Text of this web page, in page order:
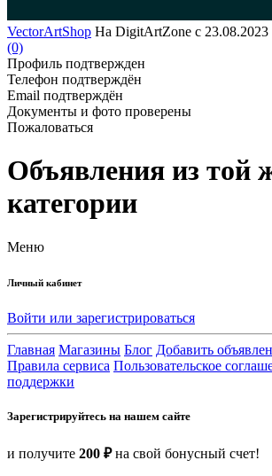
VectorArtShop На DigitArtZone с 23.08.2023
(0)
Профиль подтвержден
Телефон подтверждён
Email подтверждён
Документы и фото проверены
Пожаловаться
Объявления из той
категории
Меню
Личный кабинет
Войти или зарегистрироваться
Главная Магазины Блог Добавить
Правила сервиса Пользовательское
поддержки
Зарегистрируйтесь на нашем сайте
и получите 200 ₽на свой бонусный счет!